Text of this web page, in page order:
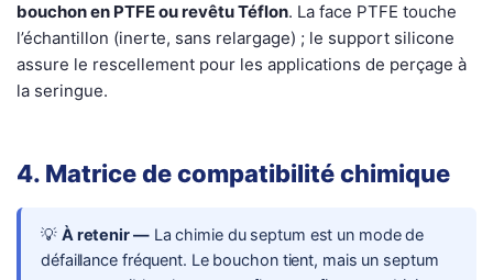
bouchon en PTFE ou revêtu Téflon. La face PTFE touche
l’échantillon (inerte, sans relargage) ; le support silicone
assure le rescellement pour les applications de perçage à
la seringue.
4. Matrice de compatibilité chimique
💡 À retenir —La chimie du septum est un mode de
défaillance fréquent. Le bouchon tient, mais un septum